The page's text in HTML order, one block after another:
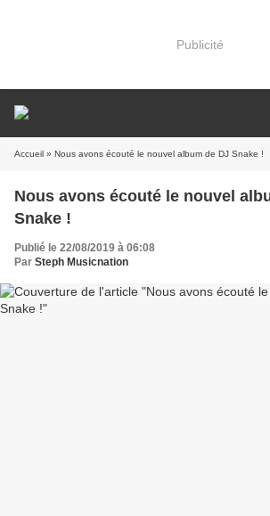
Publicité
Accueil » Nous avons écouté le nouvel album de DJ Snake !
Nous avons écouté le nouvel
Snake !
Publié le 22/08/2019 à 06:08
Par Steph Musicnation